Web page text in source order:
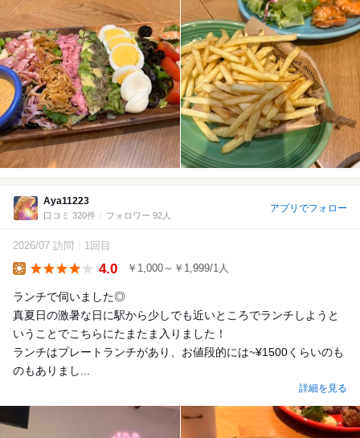
Aya11223
口コミ 320件 フォロワー 92人
アプリでフォロー
2026/07 訪問 1回目
4.0 ￥1,000～￥1,999/1人
ランチで伺いました◎
真夏日の激暑な日に駅から少しでも近いところでランチしようと
いうことでこちらにたまたま入りました！
ランチはプレートランチがあり、お値段的には~¥1500くらいのも
のもありまし...
詳細を見る